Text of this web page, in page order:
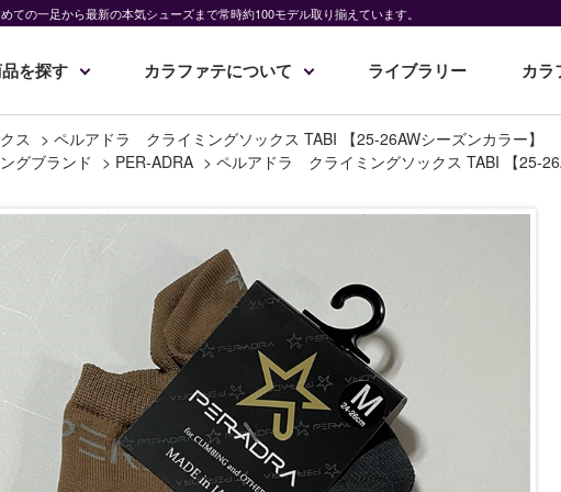
ての一足から最新の本気シューズまで常時約100モデル取り揃えています。
を探す カラファテについて ライブラリー カラ
ス > ペルアドラ クライミングソックス TABI 【25-26AWシーズンカラー】
グブランド > PER-ADRA > ペルアドラ クライミングソックス TABI 【25-